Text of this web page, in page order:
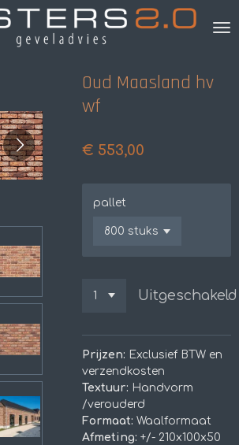
Oud Maasland hv
wf
€ 553,00
pallet
Uitgeschakeld
Prijzen: Exclusief BTW en
verzendkosten
Textuur: Handvorm
/verouderd
Formaat: Waalformaat
Afmeting: +/- 210x100x50